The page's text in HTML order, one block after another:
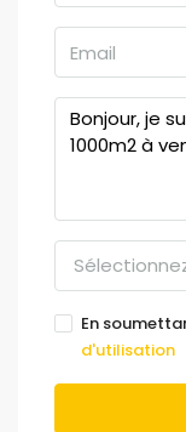
En
d'utilisation